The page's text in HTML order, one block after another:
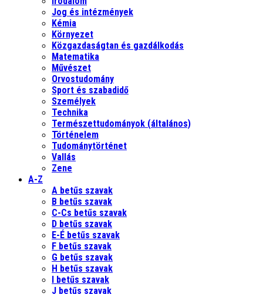
Jog és intézmények
Kémia
Környezet
Közgazdaságtan és gazdálkodás
Matematika
Művészet
Orvostudomány
Sport és szabadidő
Személyek
Technika
Természettudományok (általános)
Történelem
Tudománytörténet
Vallás
Zene
A-Z
A betűs szavak
B betűs szavak
C-Cs betűs szavak
D betűs szavak
E-É betűs szavak
F betűs szavak
G betűs szavak
H betűs szavak
I betűs szavak
J betűs szavak